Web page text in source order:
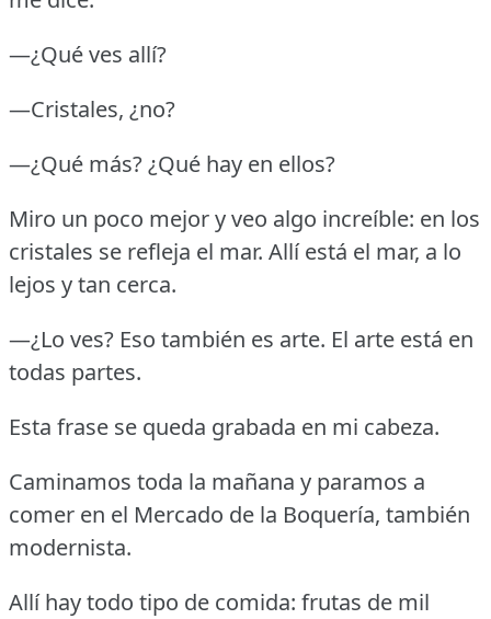
—¿Qué ves allí?
—Cristales, ¿no?
—¿Qué más?¿Qué hay en ellos?
Miro un poco mejor y veo algo increíble: en los
cristales se refleja el mar. Allí está el mar, a lo
lejos y tan cerca.
—¿Lo ves? Eso también es arte. El arte está en
todas partes.
Esta frase se queda grabada en mi cabeza.
Caminamos toda la mañana y paramos a
comer en el Mercado de la Boquería, también
modernista.
Allí hay todo tipo de comida: frutas de mil